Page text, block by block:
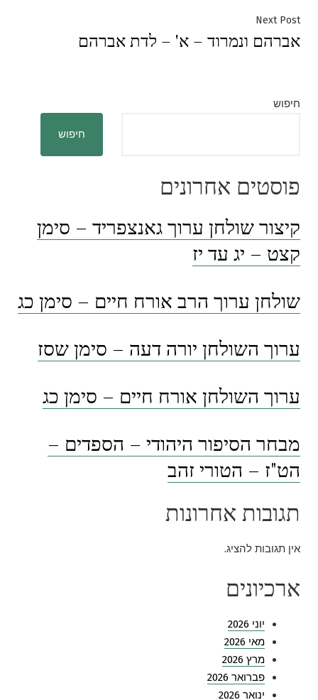
Next Post
post:
אברהם ונמרוד – א' – לדת אברהם
חיפוש
חיפוש
פוסטים אחרונים
קיצור שולחן ערוך גאנצפריד – סימן
קצט – יג עד יז
שולחן ערוך הרב אורח חיים – סימן כג
ערוך השולחן יורה דעה – סימן שסז
ערוך השולחן אורח חיים – סימן כג
מבחר הסיפור היהודי – הספדים –
הט"ז – הטורי זהב
תגובות אחרונות
אין תגובות להציג.
ארכיונים
יוני 2026
מאי 2026
מרץ 2026
פברואר 2026
ינואר 2026